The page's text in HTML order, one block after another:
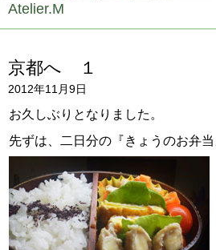
ブログ
お客様の声
会社概要
スタッフ紹介
お問い合わせ
Atelier.M
京都へ １
2012年11月9日
お久しぶりとなりました。
先ずは、二日分の『きょうのお弁当